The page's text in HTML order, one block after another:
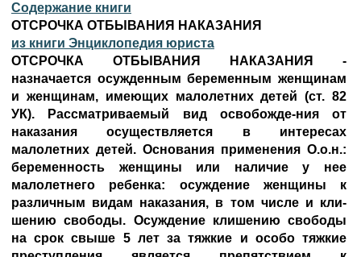
Содержание книги
ОТСРОЧКА ОТБЫВАНИЯ НАКАЗАНИЯ
из книги Энциклопедия юриста
ОТСРОЧКА ОТБЫВАНИЯ НАКАЗАНИЯ -
назначается осужденным беременным женщинам
и женщинам, имеющих малолетних детей (ст. 82
УК). Рассматриваемый вид освобожде-ния от
наказания осуществляется в интересах
малолетних детей. Основания применения О.о.н.:
беременность женщины или наличие у нее
малолетнего ребенка: осуждение женщины к
различным видам наказания, в том числе и кли-
шению свободы. Осуждение клишению свободы
на срок свыше 5 лет за тяжкие и особо тяжкие